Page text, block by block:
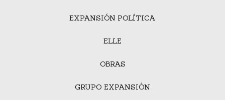
EXPANSIÓN POLÍTICA
ELLE
OBRAS
GRUPO EXPANSIÓN